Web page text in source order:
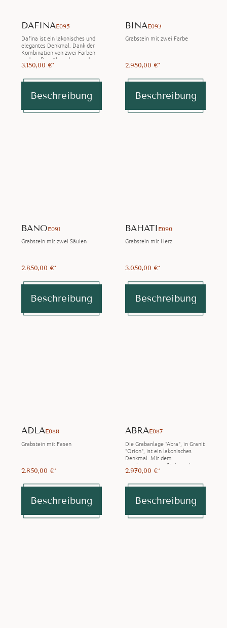
DAFINAE095
Dafina ist ein lakonisches und
elegantes Denkmal. Dank der
Kombination von zwei Farben
und sanften Abrundungen des
Steines werden Harmonie…
3.150,00 €*
Beschreibung
BINAE093
Grabstein mit zwei Farbe
2.950,00 €*
Beschreibung
BANOE091
Grabstein mit zwei Säulen
2.850,00 €*
Beschreibung
BAHATI E090
Grabstein mit Herz
3.050,00 €*
Beschreibung
ADLAE088
Grabstein mit Fasen
2.850,00 €*
Beschreibung
ABRAE087
Die Grabanlage "Abra", in Granit
"Orion", ist ein lakonisches
Denkmal. Mit dem
geschwungenen Stein und
seiner schlichten Eleganz, sticht
2.970,00 €*
Beschreibung